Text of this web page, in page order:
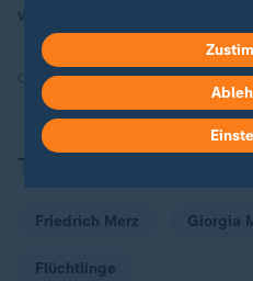
worden.
Quelle:dpa, AFP
Themen
Friedrich Merz Giorgia
Flüchtlinge